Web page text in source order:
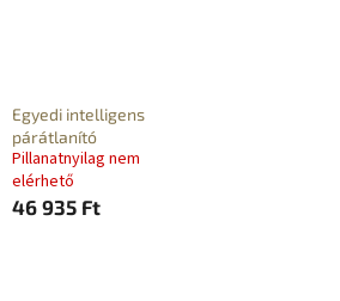
Egyedi intelligens
párátlanító
Pillanatnyilag nem
elérhető
46 935 Ft